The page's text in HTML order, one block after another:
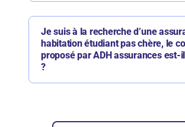
Je suis à la recherche d’une
habitation étudiant pas chère, le
proposé par ADH assurances est-
?